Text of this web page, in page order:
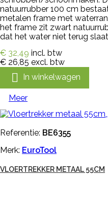
natuurrubber 100 cm
metalen frame met
het frame zit zwart
dat het water niet terug
€ 32,49 incl. btw
€ 26,85 excl. btw
 In winkelwagen
Meer
Referentie: BE6355
Merk: EuroTool
VLOERTREKKER METAAL 55CM